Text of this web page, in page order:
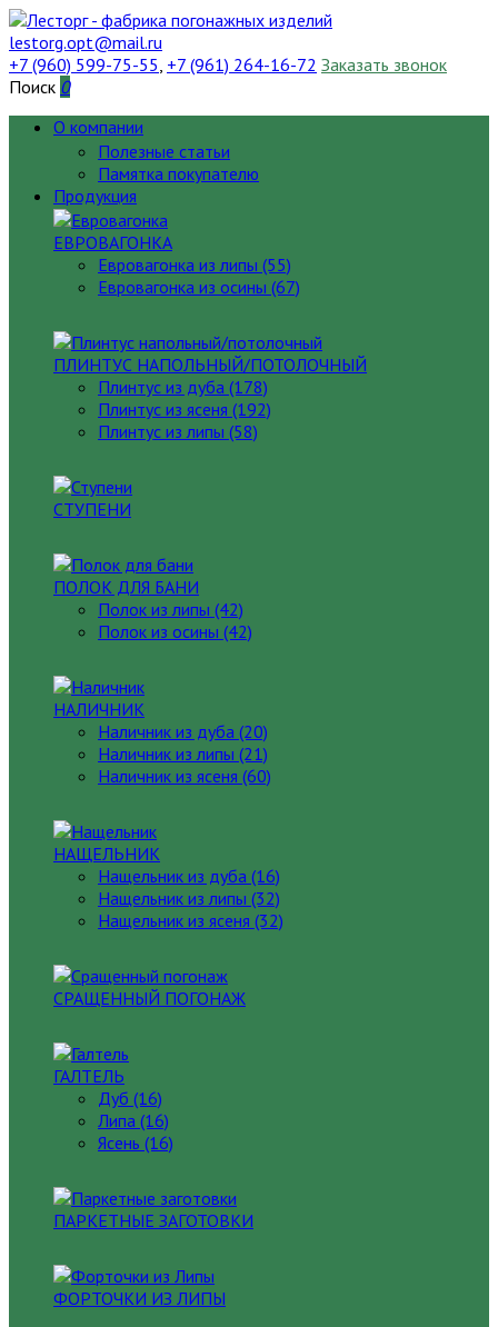
lestorg.opt@mail.ru
+7 (960) 599-75-55, +7 (961) 264-16-72 Заказать звонок
Поиск 0
О компании
Полезные статьи
Памятка покупателю
Продукция
ЕВРОВАГОНКА
Евровагонка из липы (55)
Евровагонка из осины (67)
ПЛИНТУС НАПОЛЬНЫЙ/ПОТОЛОЧНЫЙ
Плинтус из дуба (178)
Плинтус из ясеня (192)
Плинтус из липы (58)
СТУПЕНИ
ПОЛОК ДЛЯ БАНИ
Полок из липы (42)
Полок из осины (42)
НАЛИЧНИК
Наличник из дуба (20)
Наличник из липы (21)
Наличник из ясеня (60)
НАЩЕЛЬНИК
Нащельник из дуба (16)
Нащельник из липы (32)
Нащельник из ясеня (32)
СРАЩЕННЫЙ ПОГОНАЖ
ГАЛТЕЛЬ
Дуб (16)
Липа (16)
Ясень (16)
ПАРКЕТНЫЕ ЗАГОТОВКИ
ФОРТОЧКИ ИЗ ЛИПЫ